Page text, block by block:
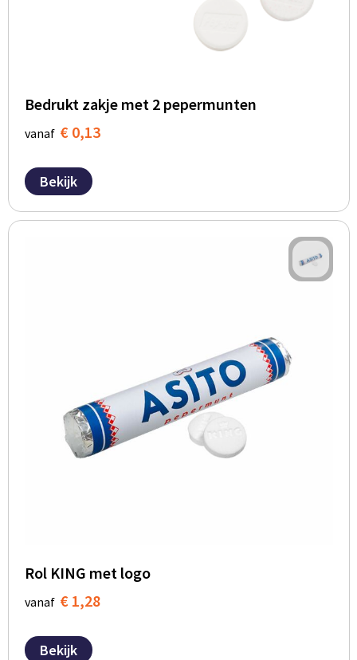
Bedrukt zakje met 2 pepermunten
vanaf € 0,13
Bekijk
Rol KING met logo
vanaf € 1,28
Bekijk